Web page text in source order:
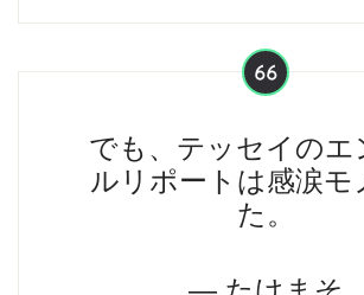
でも、テッセイのエ
ルリポートは感涙モ
た。